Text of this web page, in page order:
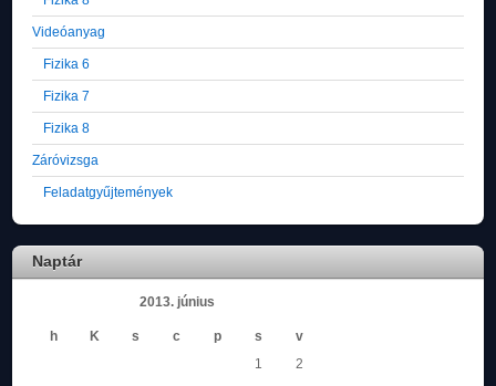
Videóanyag
Fizika 6
Fizika 7
Fizika 8
Záróvizsga
Feladatgyűjtemények
Naptár
2013. június
h K s c p s
v
1
2